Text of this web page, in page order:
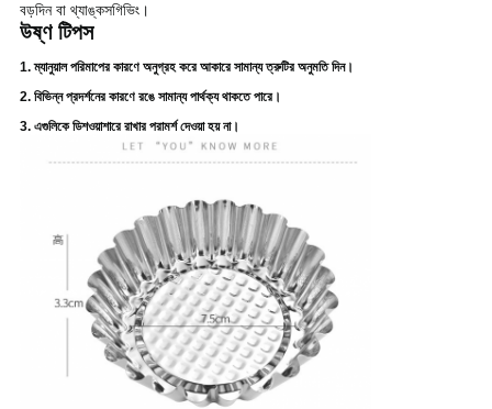
বড়দিন বা থ্যাঙ্কসগিভিং।
উষ্ণ টিপস
1. ম্যানুয়াল পরিমাপের কারণে অনুগ্রহ করে আকারে সামান্য ত্রুটির অনুমতি দিন।
2. বিভিন্ন প্রদর্শনের কারণে রঙে সামান্য পার্থক্য থাকতে পারে।
3. এগুলিকে ডিশওয়াশারে রাখার পরামর্শ দেওয়া হয় না।